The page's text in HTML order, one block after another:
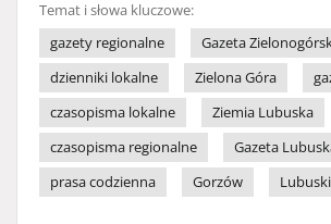
Temat i słowa kluczowe:
gazety regionalne
Gazeta
dzienniki lokalne
Zielona Góra
czasopisma lokalne
Ziemia Lubuska
czasopisma regionalne
Gazeta
prasa codzienna
Gorzów